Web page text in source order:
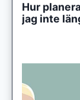
Hur
jag inte